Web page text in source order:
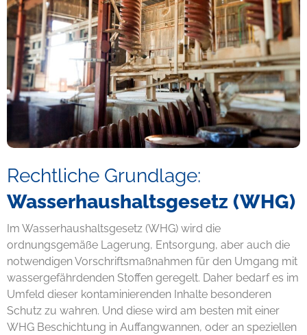
Rechtliche Grundlage:
Wasserhaushaltsgesetz (WHG)
Im Wasserhaushaltsgesetz (WHG) wird die
ordnungsgemäße Lagerung, Entsorgung, aber auch die
notwendigen Vorschriftsmaßnahmen für den Umgang mit
wassergefährdenden Stoffen geregelt. Daher bedarf es im
Umfeld dieser kontaminierenden Inhalte besonderen
Schutz zu wahren. Und diese wird am besten mit einer
WHG Beschichtung in Auffangwannen, oder an speziellen